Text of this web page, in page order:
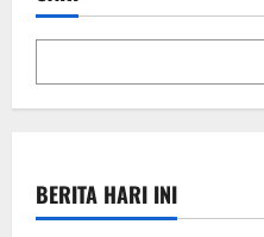
BERITA HARI INI